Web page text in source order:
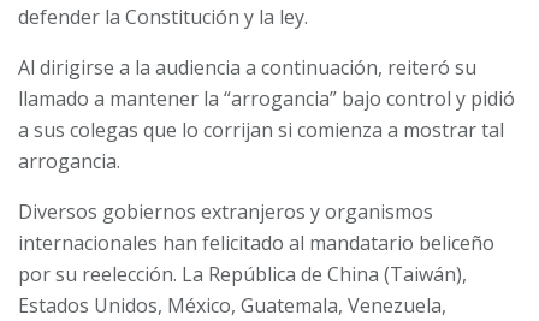
defender la Constitución y la ley.
Al dirigirse a la audiencia a continuación, reiteró su
llamado a mantener la “arrogancia” bajo control y pidió
a sus colegas que lo corrijan si comienza a mostrar tal
arrogancia.
Diversos gobiernos extranjeros y organismos
internacionales han felicitado al mandatario beliceño
por su reelección. La República de China (Taiwán),
Estados Unidos, México, Guatemala, Venezuela,